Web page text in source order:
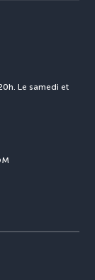
Le samedi et